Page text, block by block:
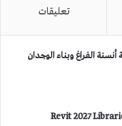
تعليقات
الفراغ وبناء الوجدان